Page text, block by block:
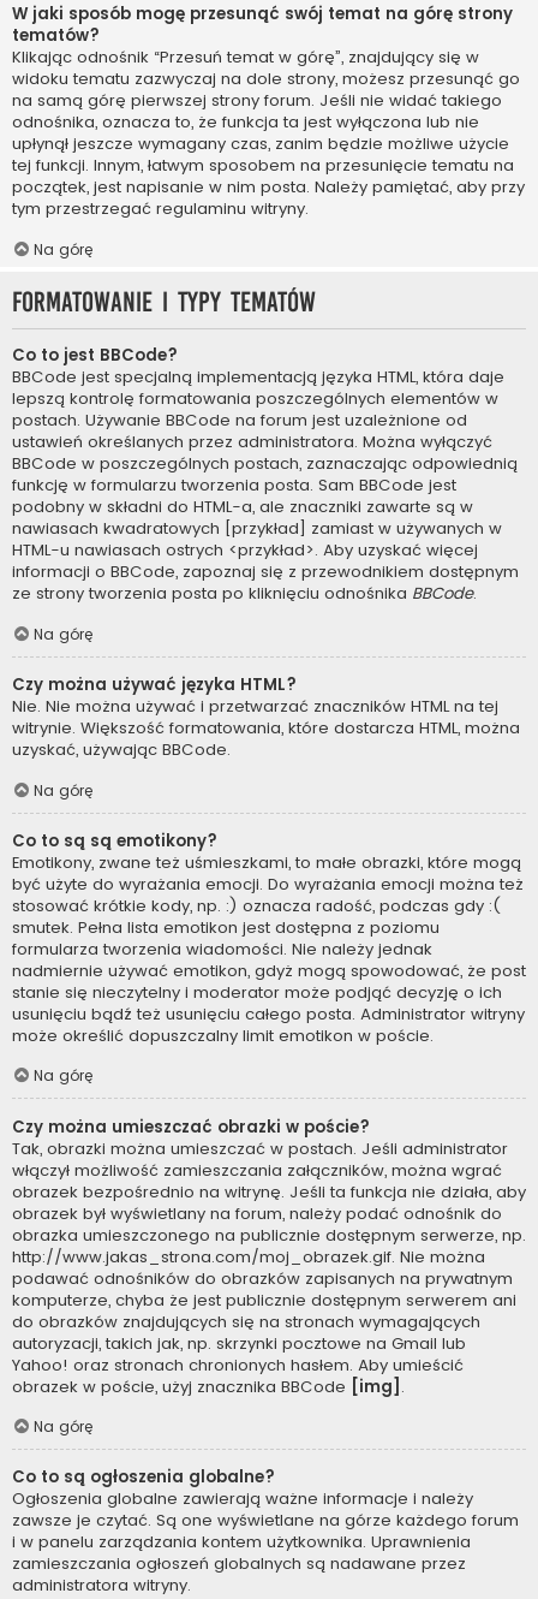
W jaki sposób mogę przesunąć swój temat na górę strony
tematów?
Klikając odnośnik “Przesuń temat w górę”, znajdujący się w
widoku tematu zazwyczaj na dole strony, możesz przesunąć go
na samą górę pierwszej strony forum. Jeśli nie widać takiego
odnośnika, oznacza to, że funkcja ta jest wyłączona lub nie
upłynął jeszcze wymagany czas, zanim będzie możliwe użycie
tej funkcji. Innym, łatwym sposobem na przesunięcie tematu na
początek, jest napisanie w nim posta. Należy pamiętać, aby przy
tym przestrzegać regulaminu witryny.
Na górę
Formatowanie i typy tematów
Co to jest BBCode?
BBCode jest specjalną implementacją języka HTML, która daje
lepszą kontrolę formatowania poszczególnych elementów w
postach. Używanie BBCode na forum jest uzależnione od
ustawień określanych przez administratora. Można wyłączyć
BBCode w poszczególnych postach, zaznaczając odpowiednią
funkcję w formularzu tworzenia posta. Sam BBCode jest
podobny w składni do HTML-a, ale znaczniki zawarte są w
nawiasach kwadratowych [przykład] zamiast w używanych w
HTML-u nawiasach ostrych <przykład>. Aby uzyskać więcej
informacji o BBCode, zapoznaj się z przewodnikiem dostępnym
ze strony tworzenia posta po kliknięciu odnośnika BBCode.
Na górę
Czy można używać języka HTML?
Nie. Nie można używać i przetwarzać znaczników HTML na tej
witrynie. Większość formatowania, które dostarcza HTML, można
uzyskać, używając BBCode.
Na górę
Co to są są emotikony?
Emotikony, zwane też uśmieszkami, to małe obrazki, które mogą
być użyte do wyrażania emocji. Do wyrażania emocji można też
stosować krótkie kody, np. :) oznacza radość, podczas gdy :(
smutek. Pełna lista emotikon jest dostępna z poziomu
formularza tworzenia wiadomości. Nie należy jednak
nadmiernie używać emotikon, gdyż mogą spowodować, że post
stanie się nieczytelny i moderator może podjąć decyzję o ich
usunięciu bądź też usunięciu całego posta. Administrator witryny
może określić dopuszczalny limit emotikon w poście.
Na górę
Czy można umieszczać obrazki w poście?
Tak, obrazki można umieszczać w postach. Jeśli administrator
włączył możliwość zamieszczania załączników, można wgrać
obrazek bezpośrednio na witrynę. Jeśli ta funkcja nie działa, aby
obrazek był wyświetlany na forum, należy podać odnośnik do
obrazka umieszczonego na publicznie dostępnym serwerze, np.
http://www.jakas_strona.com/moj_obrazek.gif. Nie można
podawać odnośników do obrazków zapisanych na prywatnym
komputerze, chyba że jest publicznie dostępnym serwerem ani
do obrazków znajdujących się na stronach wymagających
autoryzacji, takich jak, np. skrzynki pocztowe na Gmail lub
Yahoo! oraz stronach chronionych hasłem. Aby umieścić
obrazek w poście, użyj znacznika BBCode [img] .
Na górę
Co to są ogłoszenia globalne?
Ogłoszenia globalne zawierają ważne informacje i należy
zawsze je czytać. Są one wyświetlane na górze każdego forum
i w panelu zarządzania kontem użytkownika. Uprawnienia
zamieszczania ogłoszeń globalnych są nadawane przez
administratora witryny.